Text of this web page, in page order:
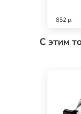
852 р.
С этим